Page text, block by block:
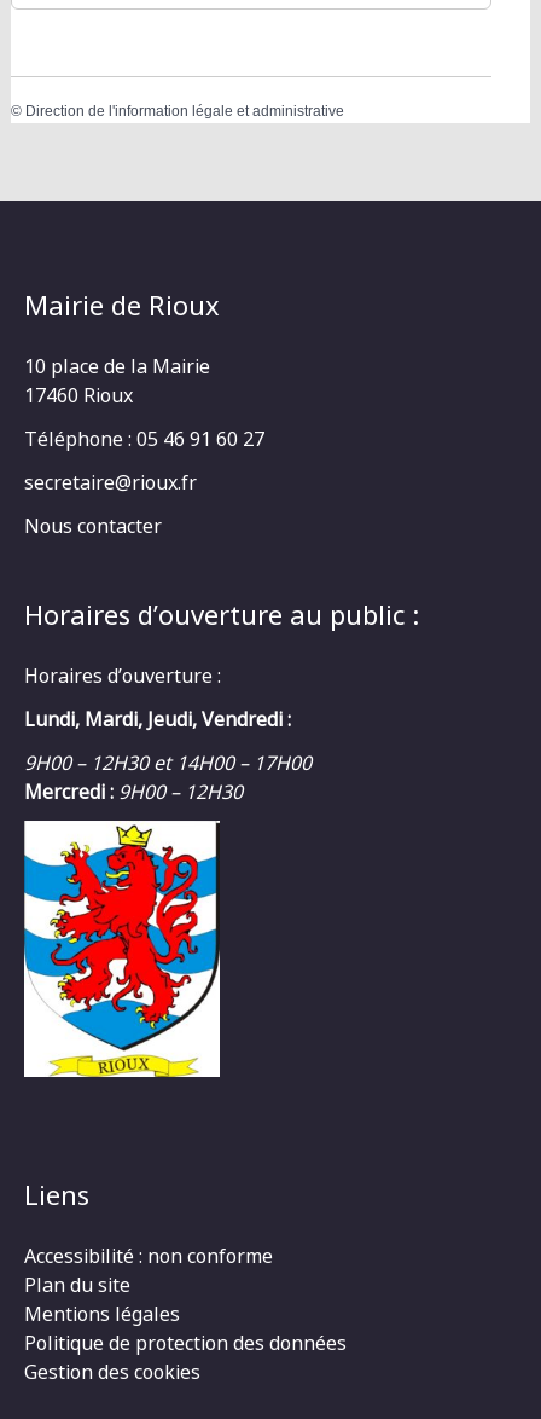
© Direction de l'information légale et administrative
Mairie de Rioux
10 place de la Mairie
17460 Rioux
Téléphone : 05 46 91 60 27
secretaire@rioux.fr
Nous contacter
Horaires d’ouverture au public :
Horaires d’ouverture :
Lundi, Mardi, Jeudi, Vendredi :
9H00 – 12H30 et 14H00 – 17H00
Mercredi : 9H00 – 12H30
Liens
Accessibilité : non conforme
Plan du site
Mentions légales
Politique de protection des données
Gestion des cookies